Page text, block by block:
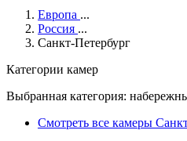
Европа ...
Россия ...
Санкт-Петербург
Категории камер
Выбранная категория:
Смотреть все камеры